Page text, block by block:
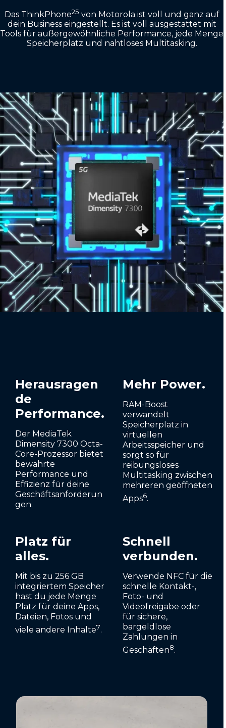
Das ThinkPhone25 von Motorola ist voll und ganz auf
dein Business eingestellt. Es ist voll ausgestattet mit
Tools für außergewöhnliche Performance, jede Menge
Speicherplatz und nahtloses Multitasking.
Herausragen
de
Performance.
Der MediaTek
Dimensity 7300 Octa-
Core-Prozessor bietet
bewährte
Performance und
Effizienz für deine
Geschäftsanforderun
gen.
Mehr Power.
RAM-Boost
verwandelt
Speicherplatz in
virtuellen
Arbeitsspeicher und
sorgt so für
reibungsloses
Multitasking zwischen
mehreren geöffneten
Apps6.
Platz für
alles.
Mit bis zu 256 GB
integriertem Speicher
hast du jede Menge
Platz für deine Apps,
Dateien, Fotos und
viele andere Inhalte7.
Schnell
verbunden.
Verwende NFC für die
schnelle Kontakt-,
Foto- und
Videofreigabe oder
für sichere,
bargeldlose
Zahlungen in
Geschäften8.